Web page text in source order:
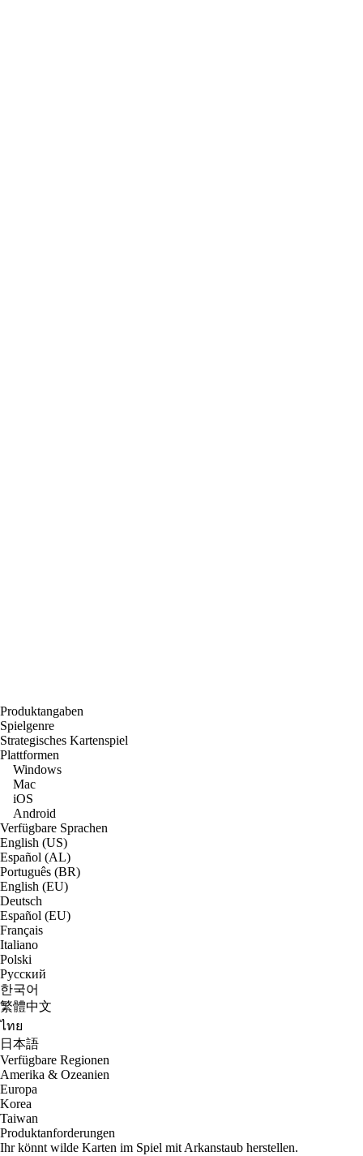
Produktangaben
Spielgenre
Strategisches Kartenspiel
Plattformen
Windows
Mac
iOS
Android
Verfügbare Sprachen
English (US)
Español (AL)
Português (BR)
English (EU)
Deutsch
Español (EU)
Français
Italiano
Polski
Русский
한국어
繁體中文
ไทย
日本語
Verfügbare Regionen
Amerika & Ozeanien
Europa
Korea
Taiwan
Produktanforderungen
Ihr könnt wilde Karten im Spiel mit Arkanstaub herstellen.